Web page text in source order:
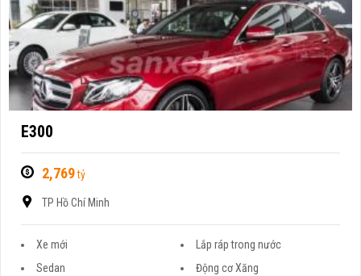
E300
2,769tỷ
TP Hồ Chí Minh
Xe mới
Lắp ráp trong nước
Sedan
Động cơ Xăng